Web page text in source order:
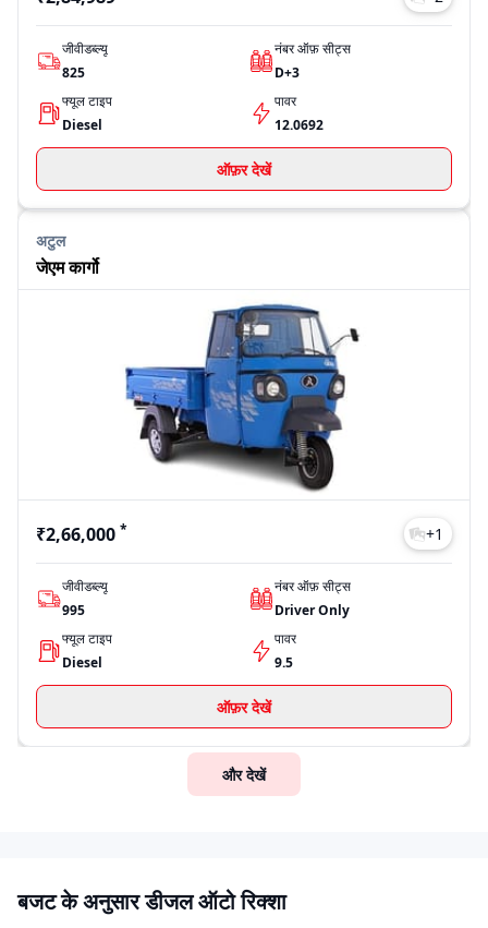
जीवीडब्ल्यू
825
नंबर ऑफ़ सीट्स
D+3
फ्यूल टाइप
Diesel
पावर
12.0692
ऑफ़र देखें
अटुल
जेएम कार्गो
₹2,66,000 * +1
जीवीडब्ल्यू
995
नंबर ऑफ़ सीट्स
Driver Only
फ्यूल टाइप
Diesel
पावर
9.5
ऑफ़र देखें
और देखें
बजट के अनुसार डीजल ऑटो रिक्शा